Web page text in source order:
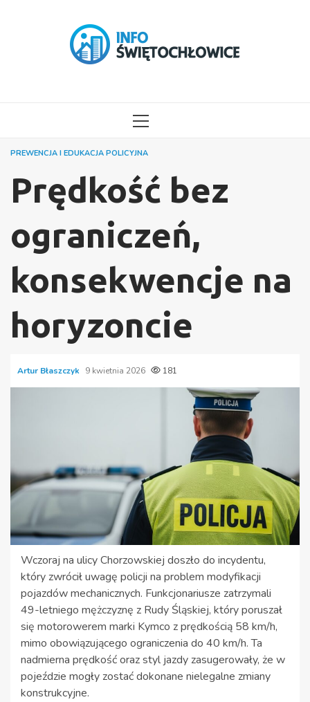
MENU
PREWENCJA I EDUKACJA POLICYJNA
Prędkość bez
ograniczeń,
konsekwencje na
horyzoncie
Artur Błaszczyk 9 kwietnia 2026 181
Wczoraj na ulicy Chorzowskiej doszło do incydentu,
który zwrócił uwagę policji na problem modyfikacji
pojazdów mechanicznych. Funkcjonariusze zatrzymali
49-letniego mężczyznę z Rudy Śląskiej, który poruszał
się motorowerem marki Kymco z prędkością 58 km/h,
mimo obowiązującego ograniczenia do 40 km/h. Ta
nadmierna prędkość oraz styl jazdy zasugerowały, że w
pojeździe mogły zostać dokonane nielegalne zmiany
konstrukcyjne.